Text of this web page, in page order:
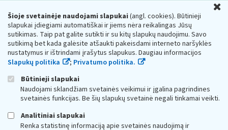
Šioje svetainėje naudojami slapukai(angl. cookies). Būtinieji
slapukai įdiegiami automatiškai ir jiems nėra reikalingas Jūsų
sutikimas. Taip pat galite sutikti ir su kitų slapukų naudojimu. Savo
sutikimą bet kada galėsite atšaukti pakeisdami interneto naršyklės
nustatymus ir ištrindami įrašytus slapukus. Daugiau informacijos
Slapukų politika
; Privatumo politika.
Būtinieji slapukai
Naudojami sklandžiam svetainės veikimui ir įgalina pagrindines
svetainės funkcijas. Be šių slapukų svetainė negali tinkamai veikti.
Analitiniai slapukai
Renka statistinę informaciją apie svetainės naudojimą ir
Respublikos finansų ministerijos
Biudžetinė įstaiga. Juridinio asmens kodas — 188659752,
adresas: Vasario 16-osios g. 14, 01107 Vilnius, Lietuva, el.paštas:
vmi@vmi.lt, E. pristatymo dėžutės adresas 188659752
Duomenys apie Valstybinę mokesčių inspekciją prie Lietuvos
Respublikos finansų ministerijos kaupiami ir saugomi Juridinių